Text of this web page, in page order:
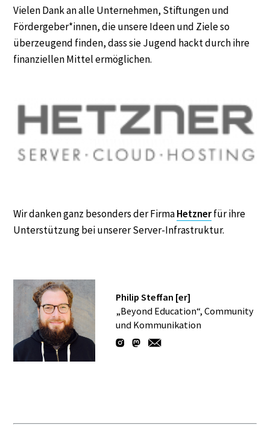
Vielen Dank an alle Unternehmen, Stiftungen und
Fördergeber*innen, die unsere Ideen und Ziele so
überzeugend finden, dass sie Jugend hackt durch ihre
finanziellen Mittel ermöglichen.
Wir danken ganz besonders der FirmaHetznerfür ihre
Unterstützung bei unserer Server-Infrastruktur.
Philip Steffan [er]
„Beyond Education“, Community
und Kommunikation